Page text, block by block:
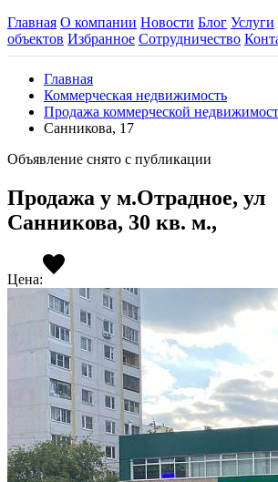
Главная О компании Новости Блог Услуги
объектов Избранное Сотрудничество
Главная
Коммерческая недвижимость
Продажа коммерческой
Санникова, 17
Объявление снято с публикации
Продажа у м.Отрадное, ул
Санникова, 30 кв. м.,
Цена: